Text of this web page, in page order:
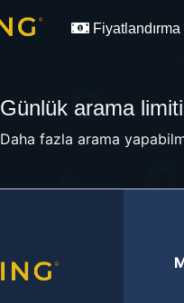
Fiyatlandırma
Günlük arama
Daha fazla arama